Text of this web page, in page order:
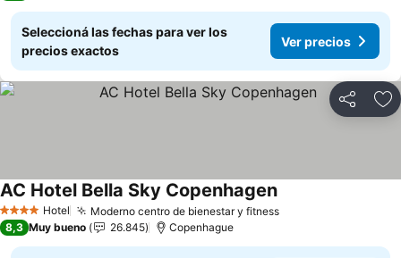
Seleccioná las fechas para ver los
precios exactos
Ver precios
Compartir
4 EstrellasHotel Moderno centro de bienestar y fitnessVer precios
AC Hotel Bella Sky CopenhagenVer precios
8,3 Muy bueno 26.845 Copenhague